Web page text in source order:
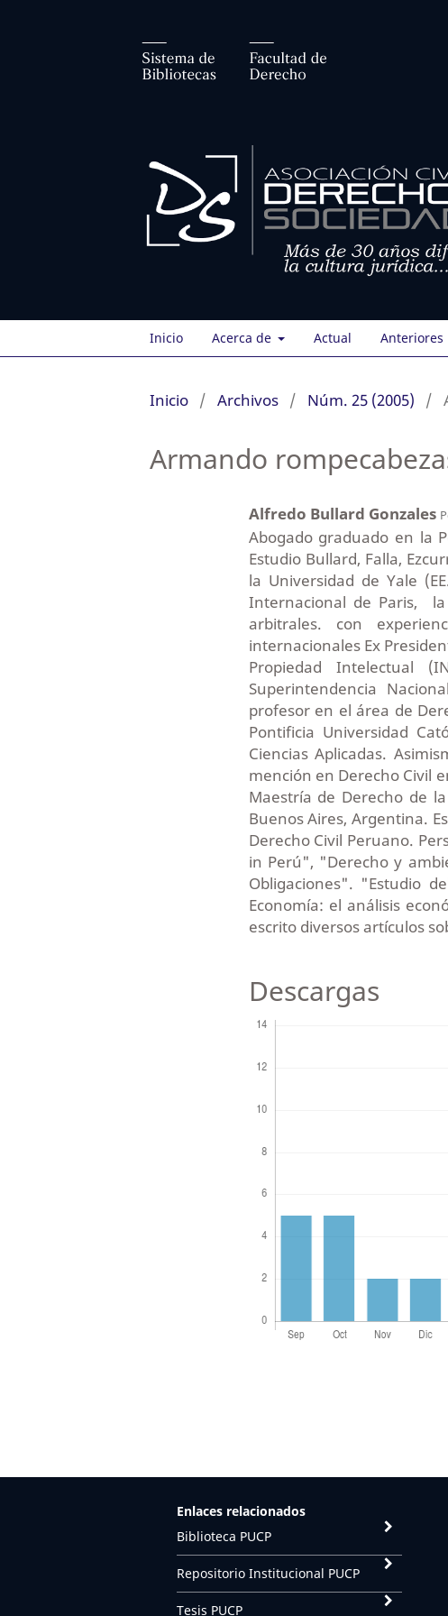
Inicio Acerca de Actual Anteriores
Inicio / Archivos / Núm. 25 (2005) /
Armando
Alfredo Bullard Gonzales
Abogado graduado en la
Estudio Bullard, Falla,
la Universidad de Yale
Internacional de Paris,
arbitrales. con
internacionales Ex
Propiedad Intelectual
Superintendencia
profesor en el área de
Pontificia Universidad
Ciencias Aplicadas.
mención en Derecho Civil
Maestría de Derecho de
Buenos Aires, Argentina.
Derecho Civil Peruano.
in Perú", "Derecho y
Obligaciones". "Estudio
Economía: el análisis
escrito diversos artículos
Descargas
Enlaces relacionados
Biblioteca PUCP
Repositorio Institucional PUCP
Tesis PUCP